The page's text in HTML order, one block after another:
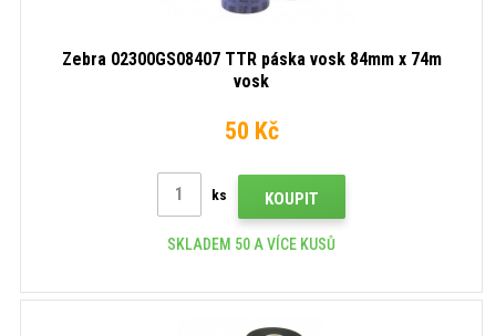
Zebra 02300GS08407 TTR páska vosk 84mm x 74m
vosk
50 Kč
ks KOUPIT
SKLADEM 50 A VÍCE KUSŮ